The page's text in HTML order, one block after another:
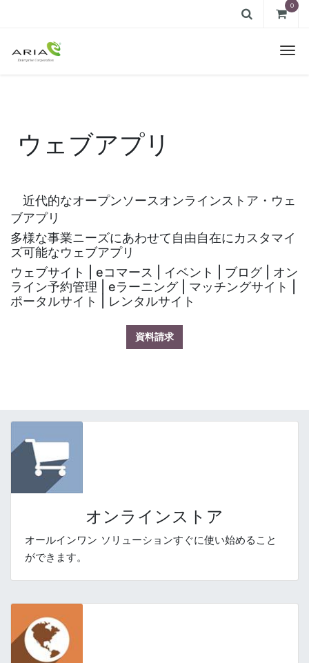
0
ウェブアプリ
近代的なオープンソースオンラインストア・ウェ
ブアプリ
多様な事業ニーズにあわせて自由自在にカスタマイ
ズ可能なウェブアプリ
ウェブサイト | eコマース | イベント | ブログ
| オン
ライン予約管理 | eラーニング | マッチングサイト |
ポータルサイト | レンタルサイト
資料請求
オンラインストア
オールインワン ソリューションすぐに使い始めること
ができます。